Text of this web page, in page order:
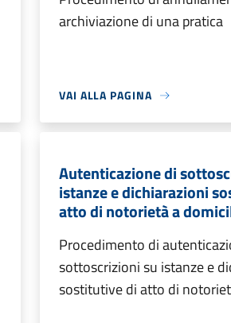
archiviazione di una pratica
VAI ALLA PAGINA
Autenticazione di
istanze e dichiarazioni
atto di notorietà a
Procedimento di
sottoscrizioni su istanze e
sostitutive di atto di